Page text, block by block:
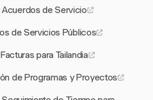
de Servicio
de Servicios Públicos
para Tailandia
de Programas y Proyectos